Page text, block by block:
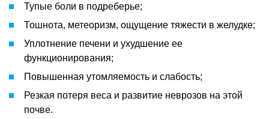
Тупые боли в подреберье;
Тошнота, метеоризм, ощущение тяжести в желудке;
Уплотнение печени и ухудшение ее
функционирования;
Повышенная утомляемость и слабость;
Резкая потеря веса и развитие неврозов на этой
почве.